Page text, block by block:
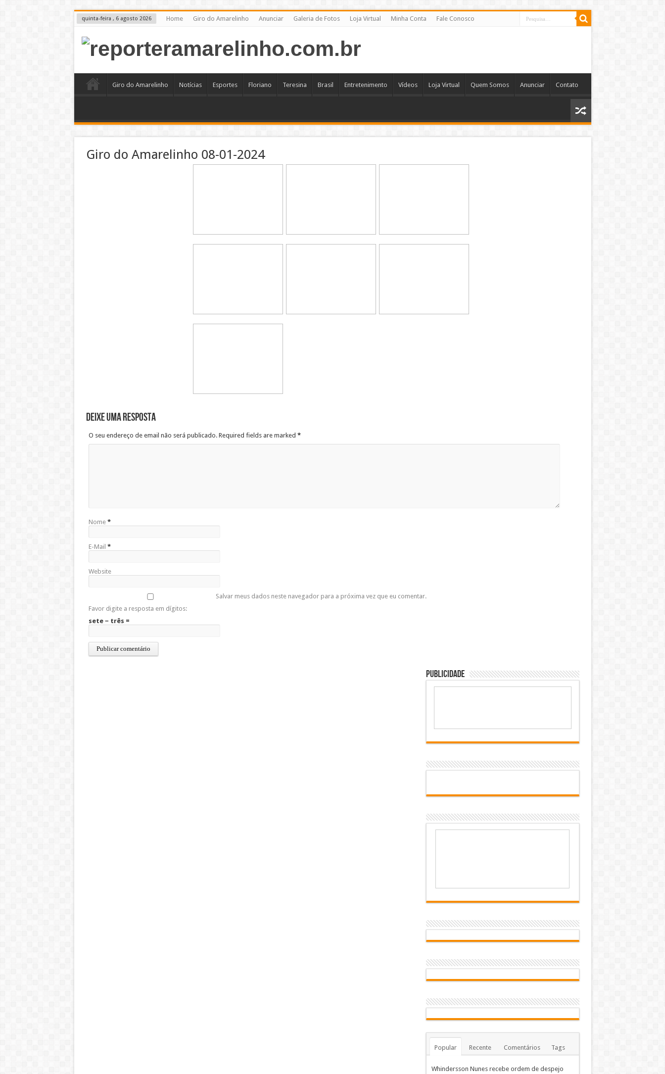
quinta-feira , 6 agosto 2026 Home Giro do Amarelinho Anunciar Galeria de Fotos Loja Virtual Minha Conta Fale Conosco
Giro do Amarelinho Notícias Esportes Floriano Teresina Brasil Entretenimento Vídeos Loja Virtual Quem Somos Anunciar Contato
Giro do Amarelinho 08-01-2024
Deixe uma resposta
O seu endereço de email não será publicado. Required fields are marked *
Nome *
E-Mail *
Website
Salvar meus dados neste navegador para a próxima vez que eu comentar.
Favor digite a resposta em dígitos:
sete − três =
Publicidade
Popular Recente Comentários Tags
Whindersson Nunes recebe ordem de despejo